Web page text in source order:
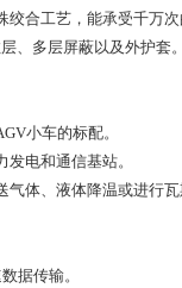
合工艺，能承受千万次
、多层屏蔽以及外护套。
小车的标配。
电和通信基站。
体、液体降温或进行瓦
据传输。